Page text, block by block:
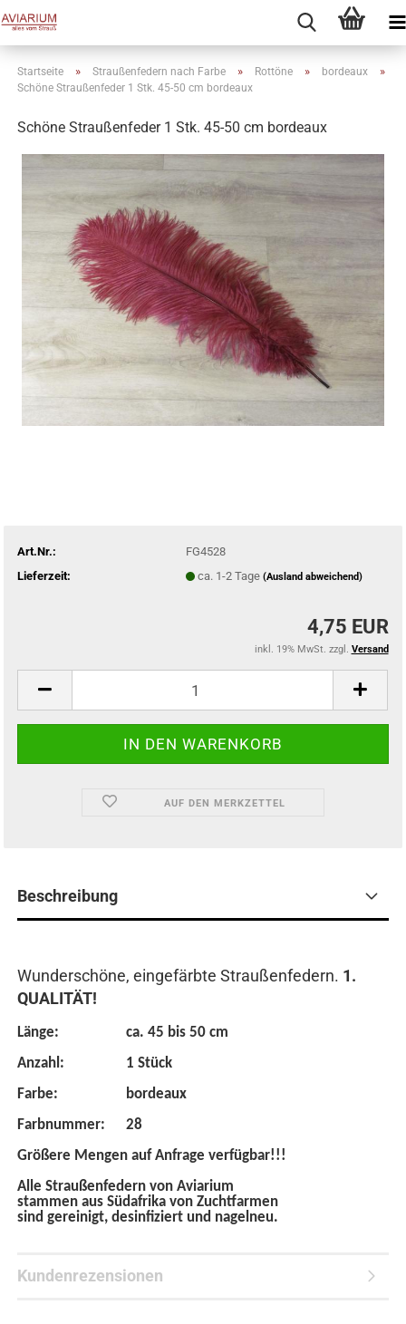
Startseite » Straußenfedern nach Farbe » Rottöne » bordeaux »
Schöne Straußenfeder 1 Stk. 45-50 cm bordeaux
Schöne Straußenfeder 1 Stk. 45-50 cm bordeaux
Art.Nr.:
FG4528
Lieferzeit:
ca. 1-2 Tage (Ausland abweichend)
4,75 EUR
inkl. 19% MwSt. zzgl. Versand
AUF DEN MERKZETTEL
Beschreibung
Wunderschöne, eingefärbte Straußenfedern. 1.
QUALITÄT!
Länge:
Anzahl:
Farbe:
Farbnummer:
ca. 45 bis 50 cm
1 Stück
bordeaux
28
Größere Mengen auf Anfrage verfügbar!!!
Alle Straußenfedern von Aviarium
stammen aus Südafrika von Zuchtfarmen
sind gereinigt, desinfiziert und nagelneu.
Kundenrezensionen